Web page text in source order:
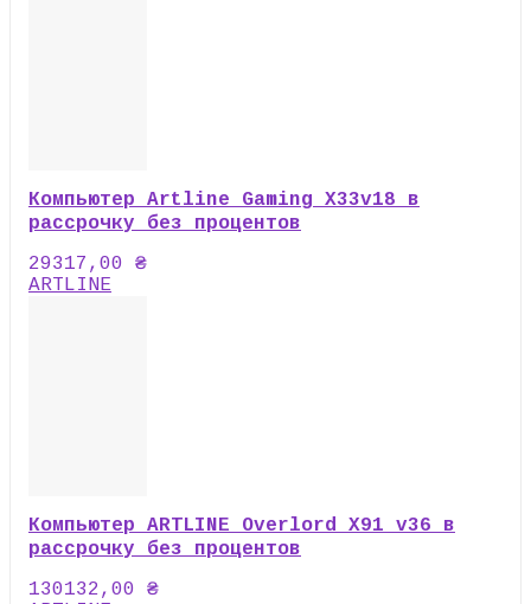
Компьютер Artline Gaming X33v18 в
рассрочку без процентов
29317,00 ₴
ARTLINE
Компьютер ARTLINE Overlord X91 v36 в
рассрочку без процентов
130132,00 ₴